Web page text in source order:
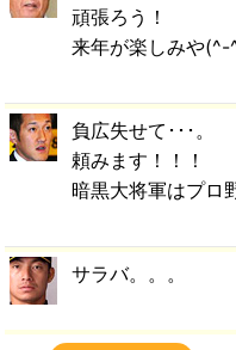
頑張ろう！
来年が楽しみや
負広失せて･･･。
頼みます！！！
暗黒大将軍はプロ
サラバ。。。